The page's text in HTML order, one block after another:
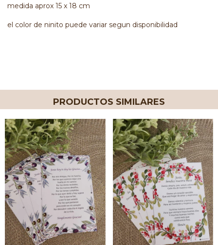
medida aprox 15 x 18 cm
el color de ninito puede variar segun disponibilidad
PRODUCTOS SIMILARES